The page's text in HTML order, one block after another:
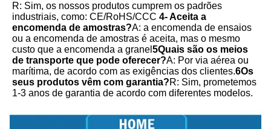
R: Sim, os nossos produtos cumprem os padrões
industriais, como: CE/RoHS/CCC 4- Aceita a
encomenda de amostras?A: a encomenda de ensaios
ou a encomenda de amostras é aceita, mas o mesmo
custo que a encomenda a granel 5Quais são os meios
de transporte que pode oferecer?A: Por via aérea ou
marítima, de acordo com as exigências dos clientes.6Os
seus produtos vêm com garantia?R: Sim, prometemos
1-3 anos de garantia de acordo com diferentes modelos.